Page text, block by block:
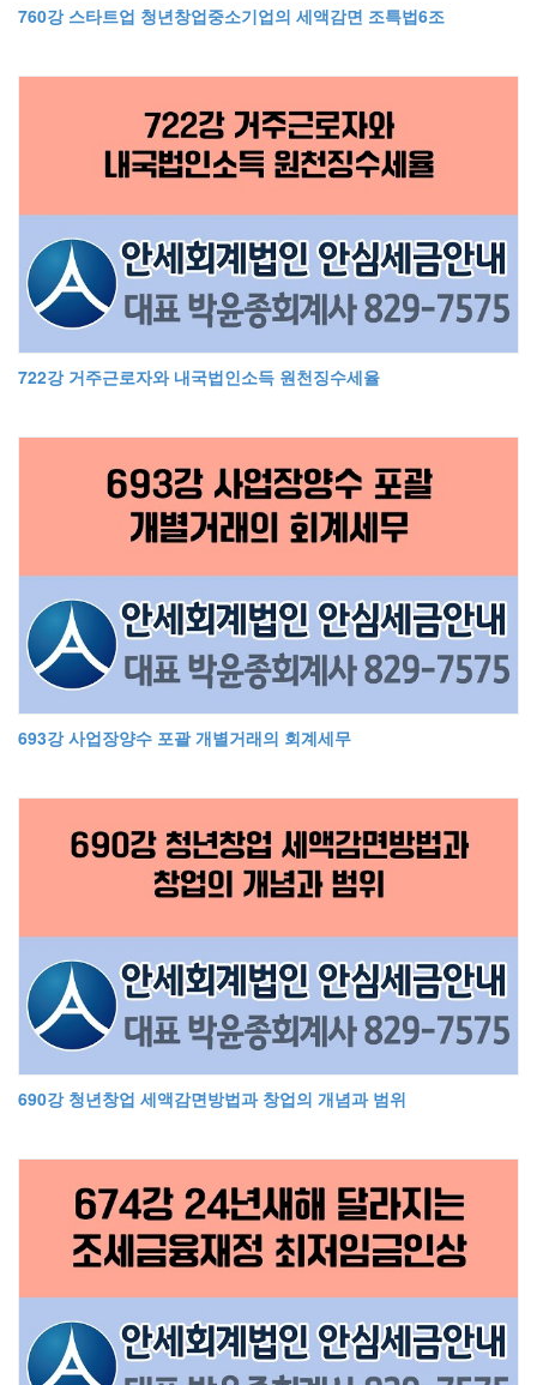
760강 스타트업 청년창업중소기업의 세액감면 조특법6조
722강 거주근로자와 내국법인소득 원천징수세율
693강 사업장양수 포괄 개별거래의 회계세무
690강 청년창업 세액감면방법과 창업의 개념과 범위